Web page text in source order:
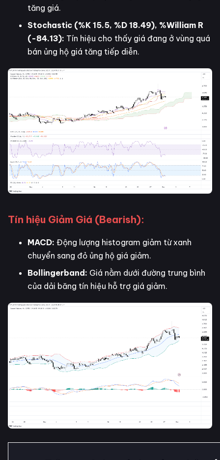
tăng giá.
Stochastic (%K 15.5, %D 18.49), %William R
(-84.13): Tín hiệu cho thấy giá đang ở vùng quá
bán ủng hộ giá tăng tiếp diễn.
Tín hiệu Giảm Giá (Bearish):
MACD: Động lượng histogram giảm từ xanh
chuyển sang đỏ ủng hộ giá giảm.
Bollingerband: Giá nằm dưới đường trung bình
của dải băng tín hiệu hỗ trợ giá giảm.